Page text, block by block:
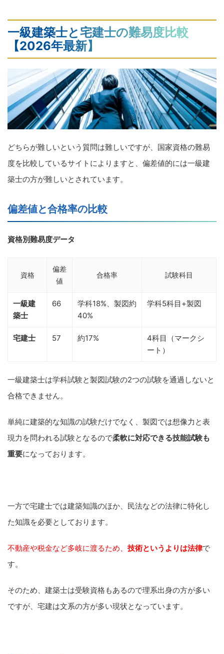
一級建築士と宅建士の難易度比較
【2026年最新】
どちらが難しいという質問は難しいですが、国家資格の難易
度を比較しているサイトによりますと、偏差値的には一級建
築士の方が難しいとされています。
偏差値と合格率の比較
資格別難易度データ
資格
偏差
値
合格率 試験科目
一級建
築士
66
学科18%、製図約
40%
学科5科目+製図
宅建士 57 約17%
4科目（マークシ
ート）
一級建築士は学科試験と製図試験の2つの試験を通過しないと
合格できません。
単純に建築的な知識の試験だけでなく、製図では想像力と表
現力を問われる試験となるので柔軟に対応できる技能試験も
重要になっております。
一方で宅建士では建築知識のほか、民法などの法律に特化し
た知識を必要としております。
不動産や税金など多岐に渡るため、 技術というよりは法律で
す。
そのため、建築士は受験資格もあるので理系出身の方が多い
ですが、宅建は文系の方が多い現状となっています。